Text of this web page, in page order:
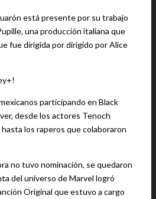
está presente por su trabajo
una producción italiana que
fue dirigida por dirigido por Alice
participando en Black
desde los actores Tenoch
los raperos que colaboraron
no tuvo nominación, se quedaron
del universo de Marvel logró
Original que estuvo a cargo